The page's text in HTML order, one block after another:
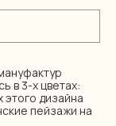
в 3-х цветах:
дизайна
пейзажи на